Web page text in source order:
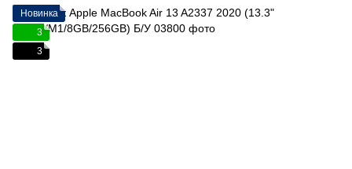
Новинка
3
3